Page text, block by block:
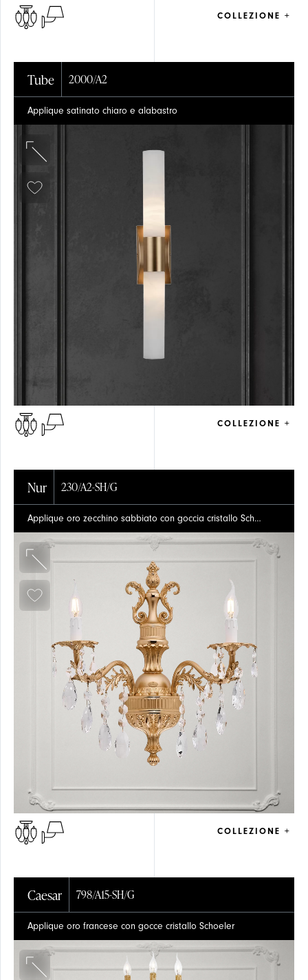
COLLEZIONE +
Tube 2000/A2
Applique satinato chiaro e alabastro
COLLEZIONE +
Nur 230/A2-SH/G
Applique oro zecchino sabbiato con goccia cristallo Schoeler
COLLEZIONE +
Caesar 798/A15-SH/G
Applique oro francese con gocce cristallo Schoeler